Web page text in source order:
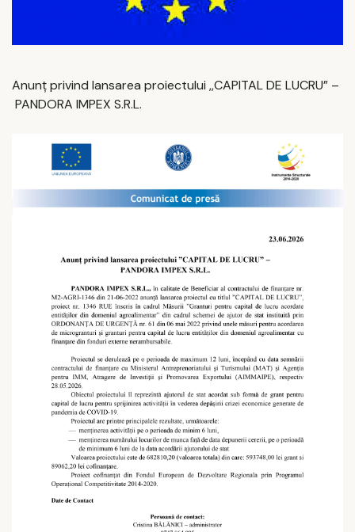
Anunț privind lansarea proiectului ,,CAPITAL DE LUCRU” –
PANDORA IMPEX S.R.L.